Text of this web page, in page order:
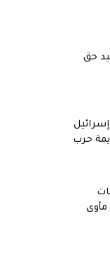
حق
حرب
مأوى